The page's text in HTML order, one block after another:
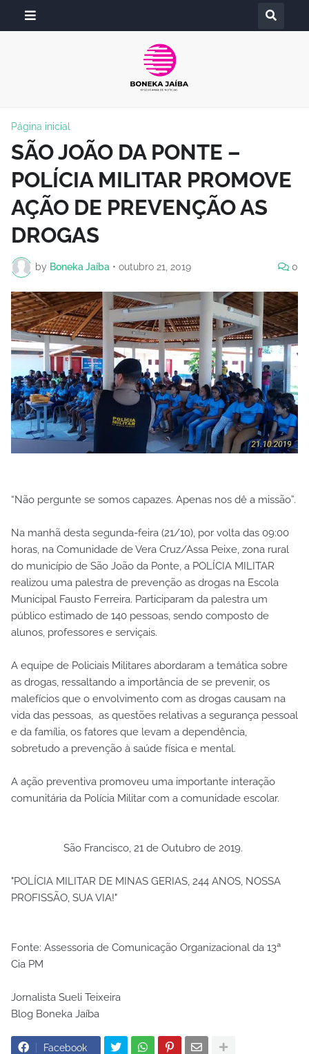
Página inicial
SÃO JOÃO DA PONTE –
POLÍCIA MILITAR PROMOVE
AÇÃO DE PREVENÇÃO AS
DROGAS
by Boneka Jaíba • outubro 21, 2019 0
“Não pergunte se somos capazes. Apenas nos dê a missão”.
Na manhã desta segunda-feira (21/10), por volta das 09:00
horas, na Comunidade de Vera Cruz/Assa Peixe, zona rural
do município de São João da Ponte, a POLÍCIA MILITAR
realizou uma palestra de prevenção as drogas na Escola
Municipal Fausto Ferreira. Participaram da palestra um
público estimado de 140 pessoas, sendo composto de
alunos, professores e serviçais.
A equipe de Policiais Militares abordaram a temática sobre
as drogas, ressaltando a importância de se prevenir, os
malefícios que o envolvimento com as drogas causam na
vida das pessoas, as questões relativas a segurança pessoal
e da família, os fatores que levam a dependência,
sobretudo a prevenção à saúde física e mental.
A ação preventiva promoveu uma importante interação
comunitária da Polícia Militar com a comunidade escolar.
São Francisco, 21 de Outubro de 2019.
"POLÍCIA MILITAR DE MINAS GERIAS, 244 ANOS, NOSSA
PROFISSÃO, SUA VIA!"
Fonte: Assessoria de Comunicação Organizacional da 13ª
Cia PM
Jornalista Sueli Teixeira
Blog Boneka Jaíba
Facebook